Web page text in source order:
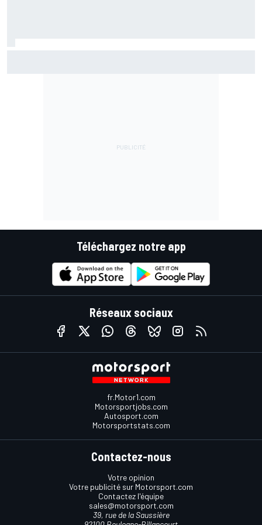
Téléchargez notre app
Réseaux sociaux
fr.Motor1.com
Motorsportjobs.com
Autosport.com
Motorsportstats.com
Contactez-nous
Votre opinion
Votre publicité sur Motorsport.com
Contactez l'équipe
sales@motorsport.com
39, rue de la Saussière